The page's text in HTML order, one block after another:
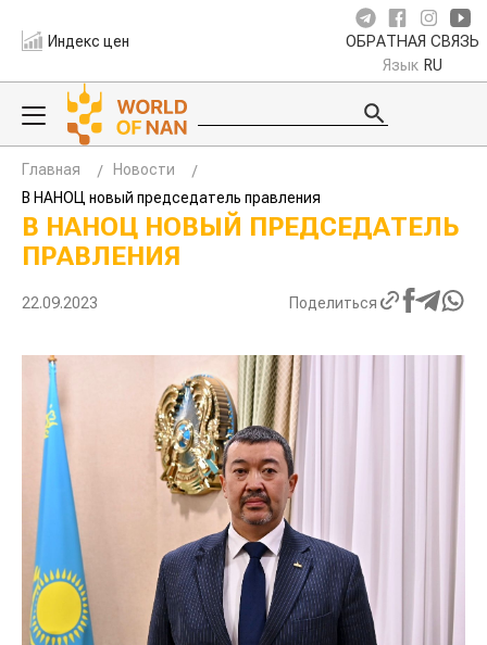
Индекс цен ОБРАТНАЯ СВЯЗЬ
Язык RU
Главная
Новости
В НАНОЦ новый председатель правления
В НАНОЦ НОВЫЙ ПРЕДСЕДАТЕЛЬ
ПРАВЛЕНИЯ
22.09.2023 Поделиться